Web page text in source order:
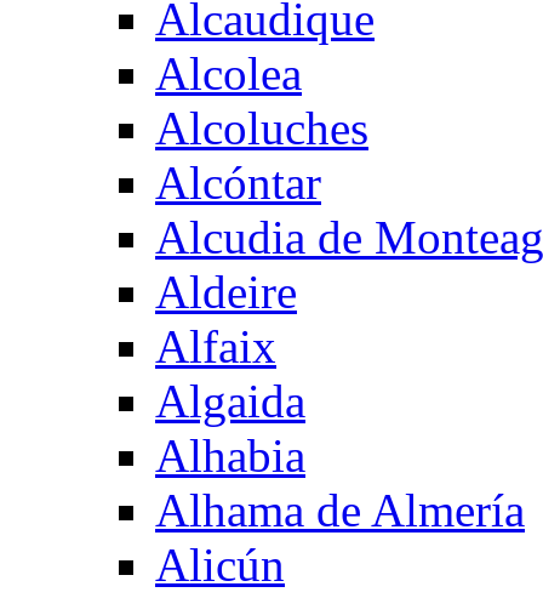
Alcaudique
Alcolea
Alcoluches
Alcóntar
Alcudia de
Aldeire
Alfaix
Algaida
Alhabia
Alhama de Almería
Alicún